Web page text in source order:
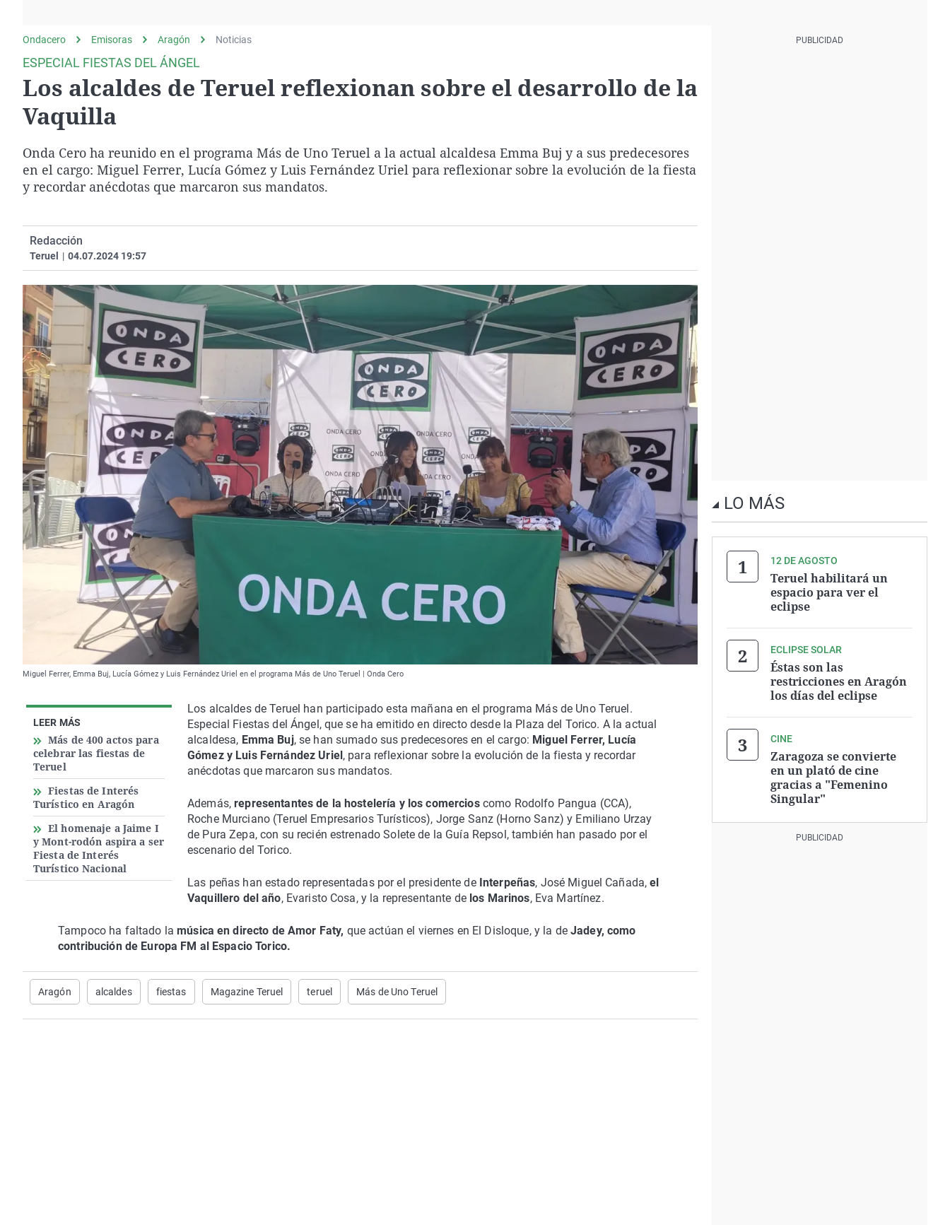
Como el perro y el
gato
Operación Viuda
Negra
Navarra
Ondacero Emisoras Aragón Noticias
ESPECIAL FIESTAS DEL ÁNGEL
Los alcaldes de Teruel reflexionan sobre el desarrollo de la
Vaquilla
Onda Cero ha reunido en el programa Más de Uno Teruel a la actual alcaldesa Emma Buj y a sus predecesores
en el cargo: Miguel Ferrer, Lucía Gómez y Luis Fernández Uriel para reflexionar sobre la evolución de la fiesta
y recordar anécdotas que marcaron sus mandatos.
Redacción
Teruel | 04.07.2024 19:57
Miguel Ferrer, Emma Buj, Lucía Gómez y Luis Fernández Uriel en el programa Más de Uno Teruel | Onda Cero
LEER MÁS
Más de 400 actos para
celebrar las fiestas de
Teruel
Fiestas de Interés
Turístico en Aragón
El homenaje a Jaime I
y Mont-rodón aspira a ser
Fiesta de Interés
Turístico Nacional
Los alcaldes de Teruel han participado esta mañana en el programa Más de Uno Teruel.
Especial Fiestas del Ángel, que se ha emitido en directo desde la Plaza del Torico. A la actual
alcaldesa, Emma Buj, se han sumado sus predecesores en el cargo: Miguel Ferrer, Lucía
Gómez y Luis Fernández Uriel , para reflexionar sobre la evolución de la fiesta y recordar
anécdotas que marcaron sus mandatos.
Además,representantes de la hostelería y los comercioscomo Rodolfo Pangua (CCA),
Roche Murciano (Teruel Empresarios Turísticos), Jorge Sanz (Horno Sanz) y Emiliano Urzay
de Pura Zepa, con su recién estrenado Solete de la Guía Repsol, también han pasado por el
escenario del Torico.
Las peñas han estado representadas por el presidente de Interpeñas, José Miguel Cañada,el
Vaquillero del año, Evaristo Cosa, y la representante de los Marinos, Eva Martínez.
Tampoco ha faltado lamúsica en directo de Amor Faty, que actúan el viernes en El Disloque, y la deJadey, como
contribución de Europa FM al Espacio Torico.
Aragón alcaldes fiestas Magazine Teruel teruel Más de Uno Teruel
LO MÁS
12 DE AGOSTO
Teruel habilitará un
espacio para ver el
eclipse
ECLIPSE SOLAR
Éstas son las
restricciones en Aragón
los días del eclipse
CINE
Zaragoza se convierte
en un plató de cine
gracias a "Femenino
Singular"